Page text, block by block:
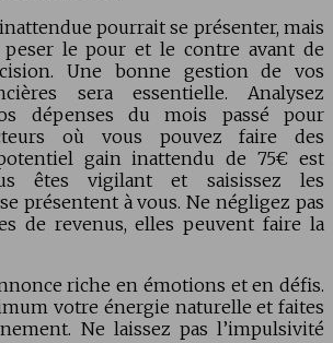
pourrait se présenter, mais
peser le pour et le contre avant de
Une bonne gestion de vos
sera essentielle. Analysez
dépenses du mois passé pour
où vous pouvez faire des
gain inattendu de 75€ est
êtes vigilant et saisissez les
présentent à vous. Ne négligez pas
de revenus, elles peuvent faire la
riche en émotions et en défis.
votre énergie naturelle et faites
Ne laissez pas l’impulsivité